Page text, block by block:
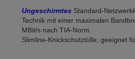
Ungeschirmtes Standard-
Technik mit einer maximalen
MBit/s nach TIA-Norm.
Slimline-Knickschutztülle, geeignet